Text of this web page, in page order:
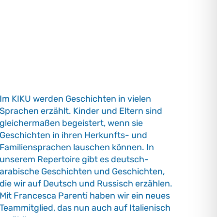
KIKU werden Geschichten in vielen
erzählt. Kinder und Eltern sind
begeistert, wenn sie
in ihren Herkunfts- und
lauschen können. In
Repertoire gibt es deutsch-
Geschichten und Geschichten,
wir auf Deutsch und Russisch erzählen.
Francesca Parenti haben wir ein neues
das nun auch auf Italienisch